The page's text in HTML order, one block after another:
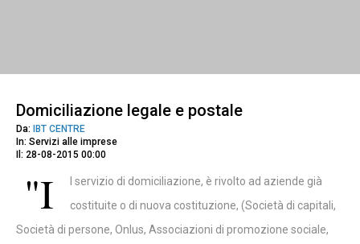
Domiciliazione legale e postale
Da:
IBT CENTRE
In: Servizi alle imprese
Il: 28-08-2015 00:00
"I
l servizio di domiciliazione, è rivolto ad aziende già
costituite o di nuova costituzione, (Società di capitali,
Società di persone, Onlus, Associazioni di promozione sociale,